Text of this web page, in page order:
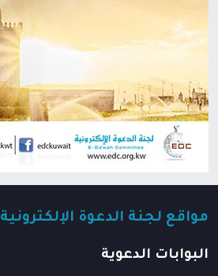
مواقع لجنة الدعوة الإلكترونية
البوابات الدعوية